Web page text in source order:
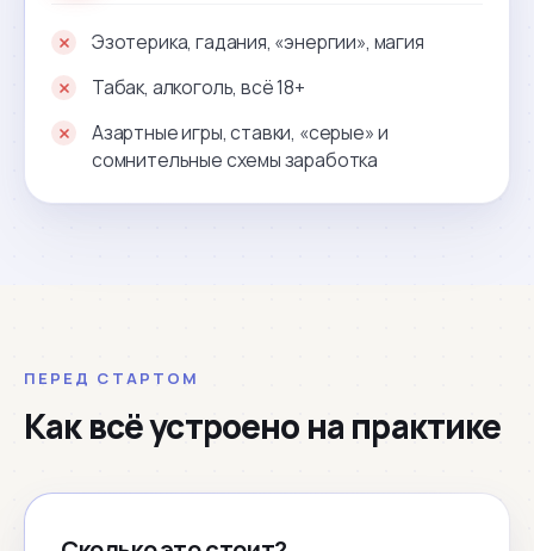
Эзотерика, гадания, «энергии», магия
Табак, алкоголь, всё 18+
Азартные игры, ставки, «серые» и
сомнительные схемы заработка
ПЕРЕД СТАРТОМ
Как всё устроено на практике